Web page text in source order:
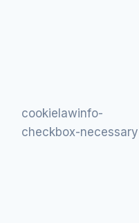
cookielawinfo-
checkbox-necessary